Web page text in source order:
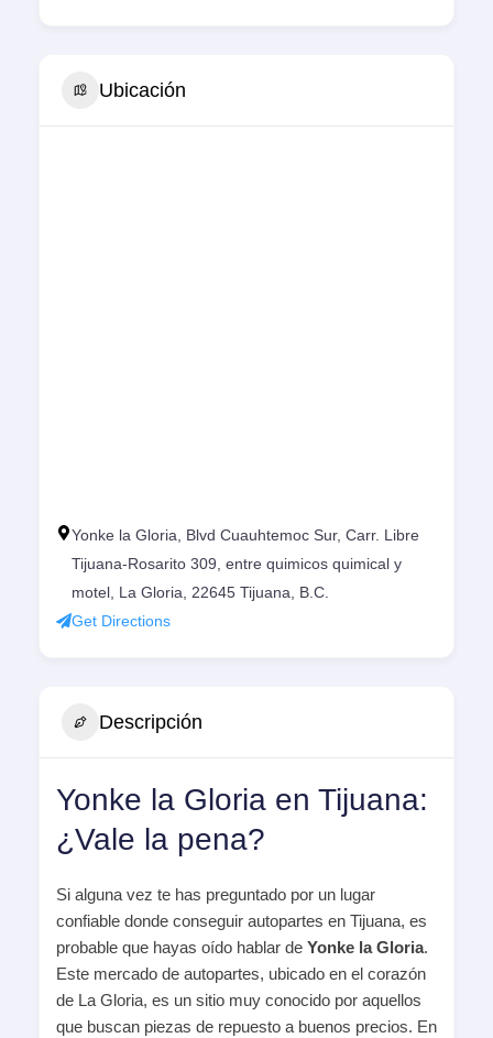
Ubicación
Yonke la Gloria, Blvd Cuauhtemoc Sur, Carr. Libre
Tijuana-Rosarito 309, entre quimicos quimical y
motel, La Gloria, 22645 Tijuana, B.C.
Get Directions
Descripción
Yonke la Gloria en Tijuana:
¿Vale la pena?
Si alguna vez te has preguntado por un lugar
confiable donde conseguir autopartes en Tijuana, es
probable que hayas oído hablar de Yonke la Gloria.
Este mercado de autopartes, ubicado en el corazón
de La Gloria, es un sitio muy conocido por aquellos
que buscan piezas de repuesto a buenos precios. En